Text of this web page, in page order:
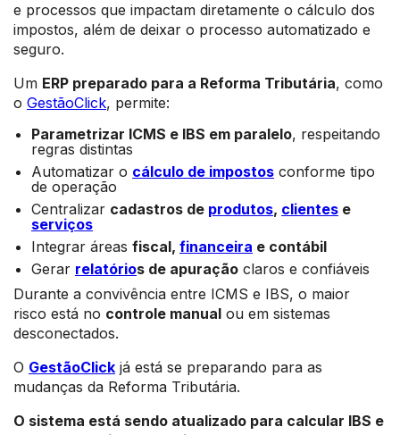
e processos que impactam diretamente o cálculo dos
impostos, além de deixar o processo automatizado e
seguro.
Um ERP preparado para a Reforma Tributária, como
o GestãoClick, permite:
Parametrizar ICMS e IBS em paralelo, respeitando
regras distintas
Automatizar o cálculo de impostos conforme tipo
de operação
Centralizar cadastros de produtos, clientes e
serviços
Integrar áreas fiscal, financeira e contábil
Gerar relatórios de apuração claros e confiáveis
Durante a convivência entre ICMS e IBS, o maior
risco está no controle manual ou em sistemas
desconectados.
O GestãoClick já está se preparando para as
mudanças da Reforma Tributária.
O sistema está sendo atualizado para calcular IBS e